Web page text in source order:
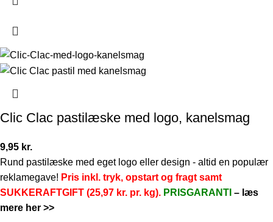
Clic Clac pastilæske med logo, kanelsmag
9,95 kr.
Rund pastilæske med eget logo eller design - altid en populær
reklamegave! Pris inkl. tryk, opstart og fragt samt
SUKKERAFTGIFT (25,97 kr. pr. kg). PRISGARANTI – læs
mere her >>